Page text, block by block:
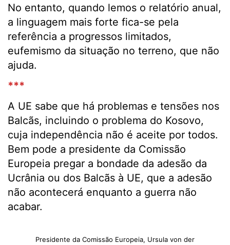
No entanto, quando lemos o relatório anual,
a linguagem mais forte fica-se pela
referência a progressos limitados,
eufemismo da situação no terreno, que não
ajuda.
***
A UE sabe que há problemas e tensões nos
Balcãs, incluindo o problema do Kosovo,
cuja independência não é aceite por todos.
Bem pode a presidente da Comissão
Europeia pregar a bondade da adesão da
Ucrânia ou dos Balcãs à UE, que a adesão
não acontecerá enquanto a guerra não
acabar.
Presidente da Comissão Europeia, Ursula von der